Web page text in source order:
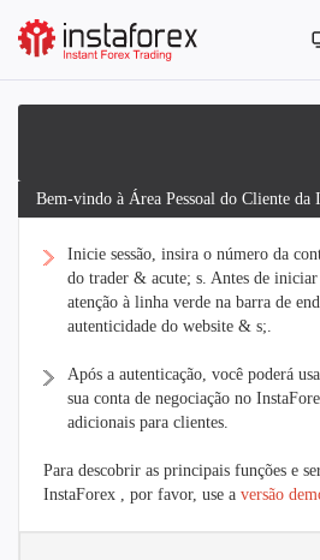
Bem-vindo à Área Pessoal do Cliente da
Inicie sessão, insira o número da
do trader & acute; s. Antes de iniciar
atenção à linha verde na barra de
autenticidade do website & s;.
Após a autenticação, você poderá
sua conta de negociação no
adicionais para clientes.
Para descobrir as principais funções e
InstaForex , por favor, use a versão